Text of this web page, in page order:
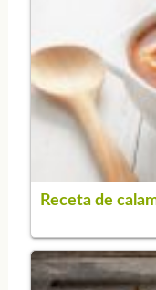
Receta de